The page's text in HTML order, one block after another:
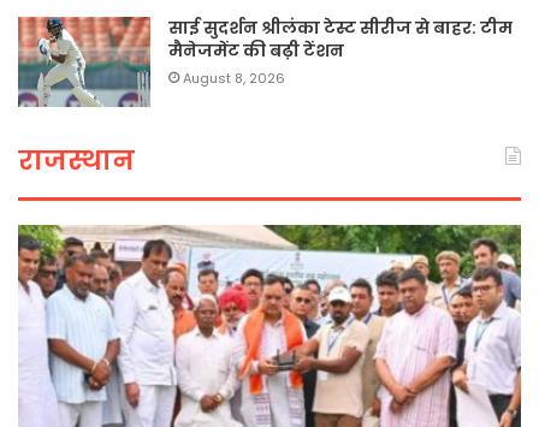
साई सुदर्शन श्रीलंका टेस्ट सीरीज से बाहर: टीम
मैनेजमेंट की बढ़ी टेंशन
August 8, 2026
राजस्थान